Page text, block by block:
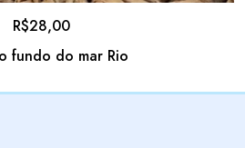
fundo do mar Rio
R$28,00